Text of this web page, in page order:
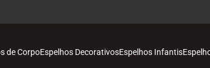
de CorpoEspelhos DecorativosEspelhos Infantis